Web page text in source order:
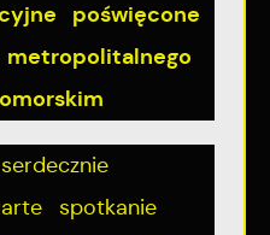
poświęcone
spotkanie